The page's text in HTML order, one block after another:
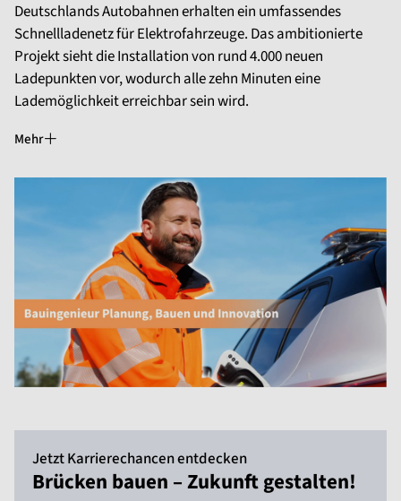
Deutschlands Autobahnen erhalten ein umfassendes
Schnellladenetz für Elektrofahrzeuge. Das ambitionierte
Projekt sieht die Installation von rund 4.000 neuen
Ladepunkten vor, wodurch alle zehn Minuten eine
Lademöglichkeit erreichbar sein wird.
Mehr
Jetzt Karrierechancen entdecken
Brücken bauen – Zukunft gestalten!